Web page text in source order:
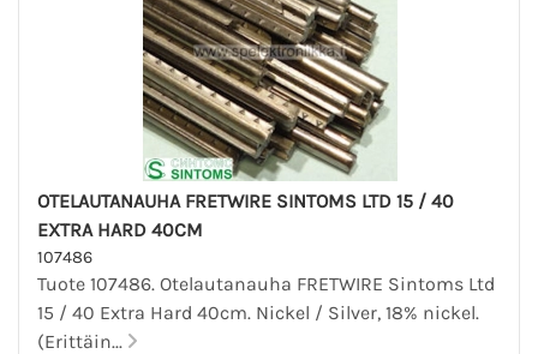
OTELAUTANAUHA FRETWIRE SINTOMS LTD 15 / 40
EXTRA HARD 40CM
107486
Tuote 107486. Otelautanauha FRETWIRE Sintoms Ltd
15 / 40 Extra Hard 40cm. Nickel / Silver, 18% nickel.
(Erittäin...